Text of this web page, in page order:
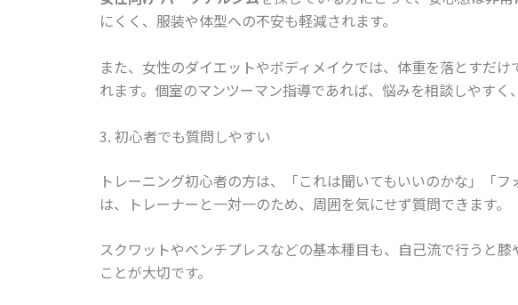
にくく、服装や体型への不安も軽減されます。
また、女性のダイエットやボディメイクでは、体重を落とすだ
れます。個室のマンツーマン指導であれば、悩みを相談しやす
3. 初心者でも質問しやすい
トレーニング初心者の方は、「これは聞いてもいいのかな」「
は、トレーナーと一対一のため、周囲を気にせず質問できます。
スクワットやベンチプレスなどの基本種目も、自己流で行うと
ことが大切です。